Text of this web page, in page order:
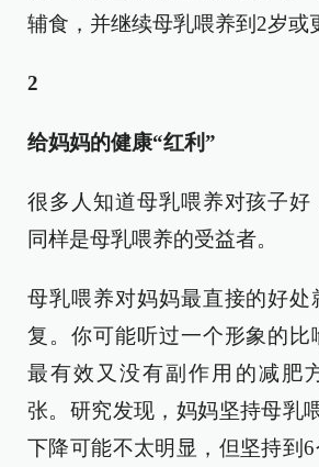
辅食，并继续母乳喂养到2岁或
2
给妈妈的健康“红利”
很多人知道母乳喂养对孩子好
同样是母乳喂养的受益者。
母乳喂养对妈妈最直接的好处
复。你可能听过一个形象的比
最有效又没有副作用的减肥
张。研究发现，妈妈坚持母乳
下降可能不太明显，但坚持到